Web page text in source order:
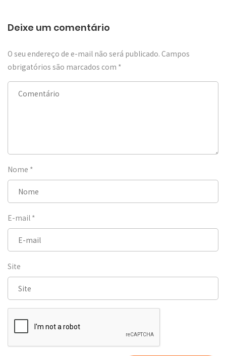
Deixe um comentário
O seu endereço de e-mail não será publicado. Campos
obrigatórios são marcados com *
Nome *
E-mail *
Site